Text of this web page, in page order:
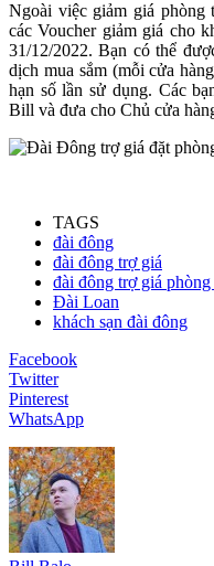
Ngoài việc giảm giá
các Voucher giảm giá cho
31/12/2022. Bạn có thể
dịch mua sắm (mỗi cửa
hạn số lần sử dụng. Các
Bill và đưa cho Chủ cửa
TAGS
đài đông
đài đông trợ giá
đài đông trợ giá phòng
Đài Loan
khách sạn đài đông
Facebook
Twitter
Pinterest
WhatsApp